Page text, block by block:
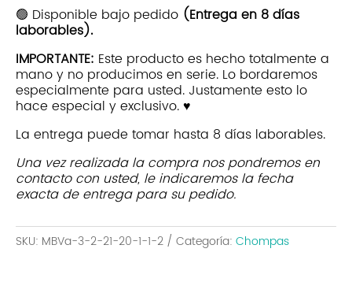
|
Beige
O
cantidad
🟢 Disponible bajo pedido (Entrega en 8 días
laborables).
IMPORTANTE: Este producto es hecho totalmente a
mano y no producimos en serie. Lo bordaremos
especialmente para usted. Justamente esto lo
hace especial y exclusivo. ♥
La entrega puede tomar hasta 8 días laborables.
Una vez realizada la compra nos pondremos en
contacto con usted, le indicaremos la fecha
exacta de entrega para su pedido.
SKU: MBVa-3-2-21-20-1-1-2 Categoría: Chompas